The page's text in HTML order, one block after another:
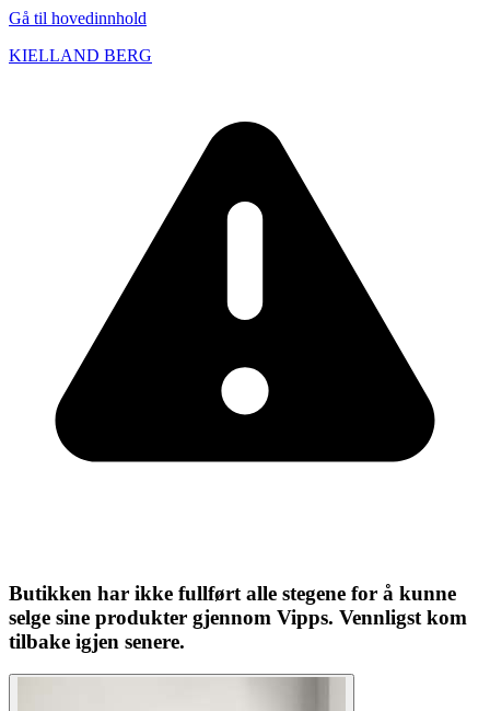
Gå til hovedinnhold
KIELLAND BERG
Butikken har ikke fullført alle stegene for å kunne
selge sine produkter gjennom Vipps. Vennligst kom
tilbake igjen senere.